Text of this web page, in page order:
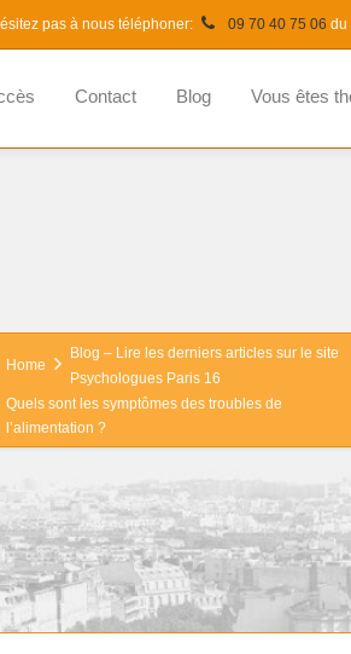
pas à nous téléphoner: 09 70 40 75 06 du
Contact Blog Vous êtes
Home
Blog – Lire les derniers articles sur le site
Psychologues Paris 16
Quels sont les symptômes des troubles de
l’alimentation ?